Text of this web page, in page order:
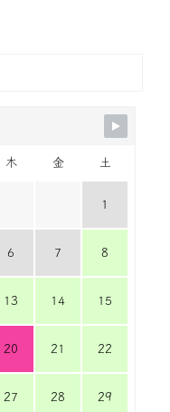
木 金 土
1
6 7 8
13 14 15
20 21 22
27 28 29